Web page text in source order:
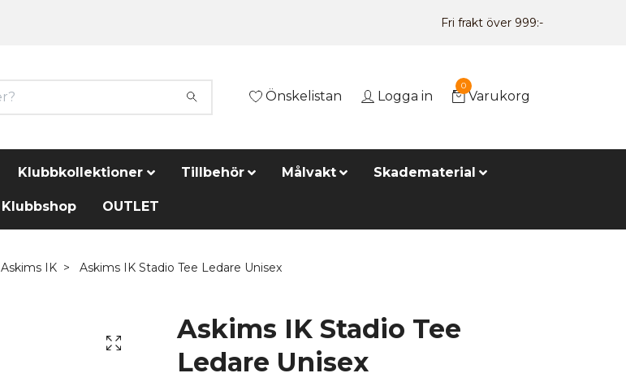
Fri frakt över 999:-
Önskelistan Logga in
0
Varukorg
Klubbkollektioner Tillbehör Målvakt Skadematerial
Klubbshop OUTLET
Askims IK Askims IK Stadio Tee Ledare Unisex
Askims IK Stadio Tee
Ledare Unisex